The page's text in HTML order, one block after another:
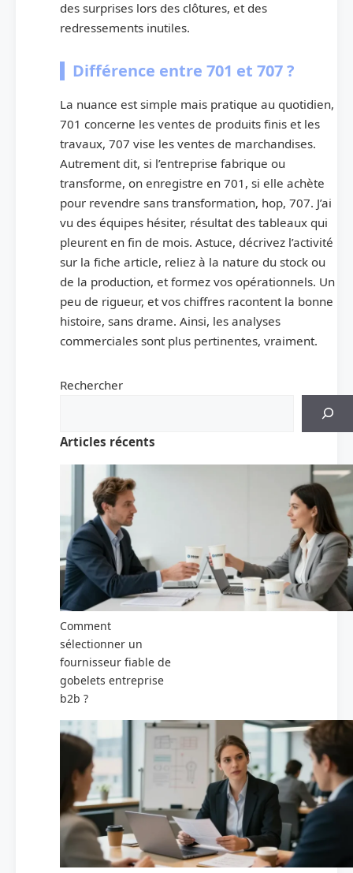
des surprises lors des clôtures, et des
redressements inutiles.
Différence entre 701 et 707 ?
La nuance est simple mais pratique au quotidien,
701 concerne les ventes de produits finis et les
travaux, 707 vise les ventes de marchandises.
Autrement dit, si l’entreprise fabrique ou
transforme, on enregistre en 701, si elle achète
pour revendre sans transformation, hop, 707. J’ai
vu des équipes hésiter, résultat des tableaux qui
pleurent en fin de mois. Astuce, décrivez l’activité
sur la fiche article, reliez à la nature du stock ou
de la production, et formez vos opérationnels. Un
peu de rigueur, et vos chiffres racontent la bonne
histoire, sans drame. Ainsi, les analyses
commerciales sont plus pertinentes, vraiment.
Rechercher
Articles récents
Comment
sélectionner un
fournisseur fiable de
gobelets entreprise
b2b ?